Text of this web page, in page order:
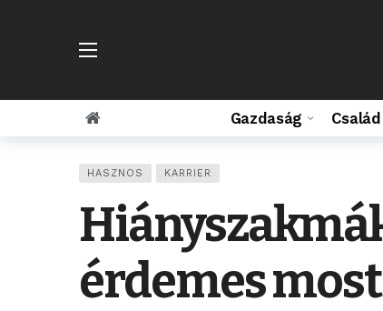
Gazdaság Család
HASZNOS KARRIER
érdemes